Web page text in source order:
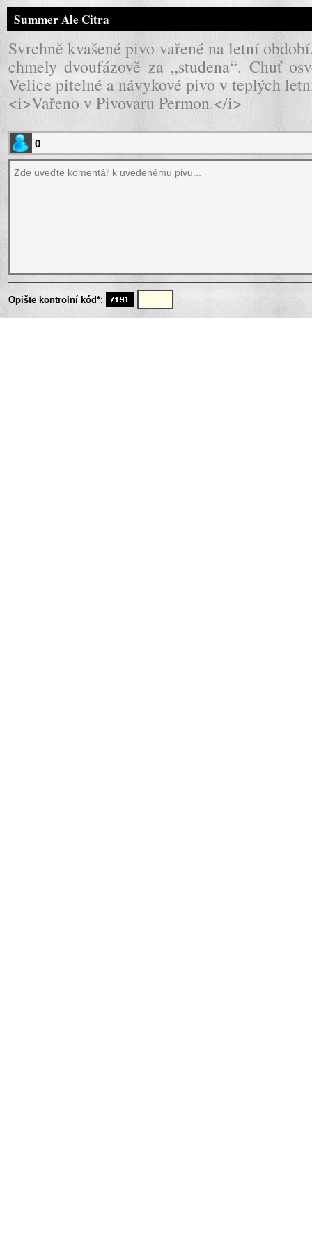
Summer Ale Citra
Svrchně kvašené pivo vařené na letní
chmely dvoufázově za „studena“. Chuť
Velice pitelné a návykové pivo v teplých
<i>Vařeno v Pivovaru Permon.</i>
Opište kontrolní kód*: